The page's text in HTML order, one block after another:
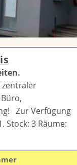
zentraler
Zur Verfügung
Stock: 3 Räume: